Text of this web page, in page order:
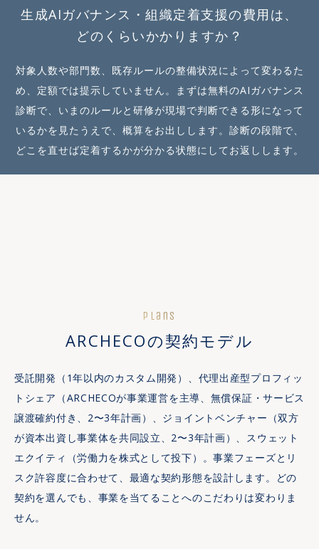
生成AIガバナンス・組織定着支援の費用は、
どのくらいかかりますか？
対象人数や部門数、既存ルールの整備状況によって変わるた
め、定額では提示していません。まずは無料のAIガバナンス
診断で、いまのルールと研修が現場で判断できる形になって
いるかを見たうえで、概算をお出しします。診断の段階で、
どこを直せば定着するかが分かる状態にしてお返しします。
Plans
ARCHECOの契約モデル
受託開発（1年以内のカスタム開発）、代理出産型プロフィッ
トシェア（ARCHECOが事業運営を主導、無償保証・サービス
譲渡確約付き、2〜3年計画）、ジョイントベンチャー（双方
が資本出資し事業体を共同設立、2〜3年計画）、スウェット
エクイティ（労働力を株式として投下）。事業フェーズとリ
スク許容度に合わせて、最適な契約形態を設計します。どの
契約を選んでも、事業を当てることへのこだわりは変わりま
せん。